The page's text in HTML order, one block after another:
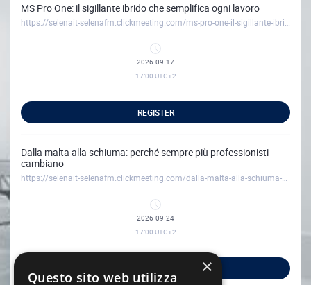
MS Pro One: il sigillante ibrido che semplifica ogni lavoro
2026-09-17
17:00 UTC+2
REGISTER
Dalla malta alla schiuma: perché sempre più professionisti
cambiano
https://selenait-selenafm.clickmeeting.com/dalla-malta-alla-schiuma-perche-sempre-piu-professionisti-cambiano
2026-09-24
17:00 UTC+2
×
Questo sito web utilizza